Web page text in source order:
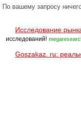
По вашему запросу
Исследование
исследований!
Goszakaz. ru: